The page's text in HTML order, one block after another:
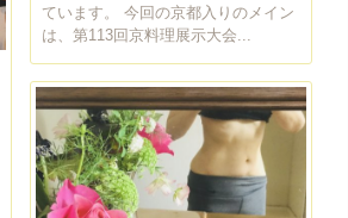
ています。 今回の京都入りのメイン
は、第113回京料理展示大会...